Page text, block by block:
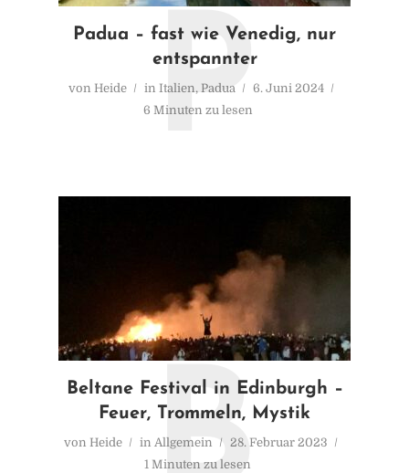
Padua – fast wie Venedig, nur
entspannter
von Heide in Italien, Padua
6. Juni 2024
6 Minuten zu lesen
P
Beltane Festival in Edinburgh –
Feuer, Trommeln, Mystik
von Heide in Allgemein
28. Februar 2023
1 Minuten zu lesen